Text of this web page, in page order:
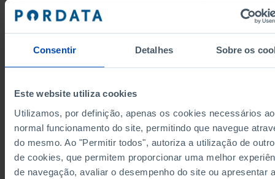
Consentir Detalhes Sobre os
Este website utiliza cookies
Utilizamos, por definição, apenas os cookies necessários ao
normal funcionamento do site, permitindo que navegue
do mesmo. Ao "Permitir todos", autoriza a utilização de
de cookies, que permitem proporcionar uma melhor
de navegação, avaliar o desempenho do site ou apresentar
2018
31.600
2023
33.666 29.600
2024
33.916 28.192 5.724
Fontes/Entidades: INE, PORDATA
Última actualização: 2025-09-30